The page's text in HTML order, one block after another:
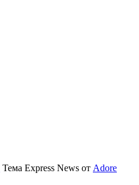
Тема Express News от Adore